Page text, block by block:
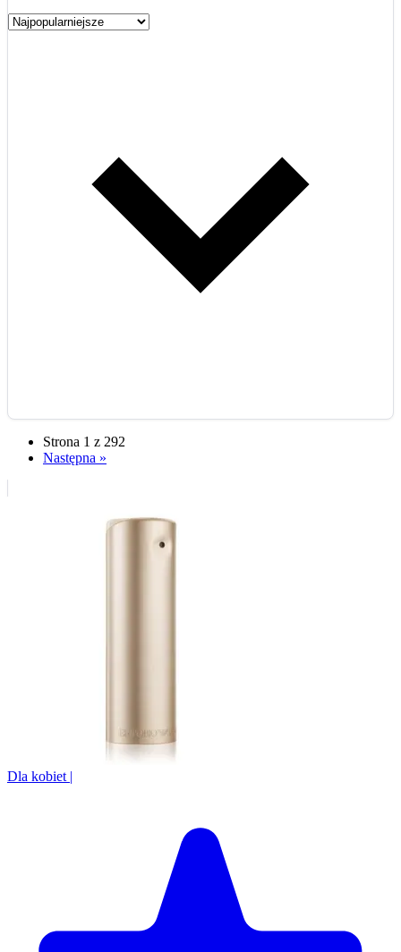
Strona 1 z 292
Następna »
Dla kobiet |